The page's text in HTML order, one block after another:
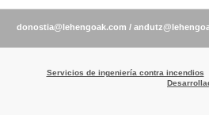
/
Servicios de ingeniería contra incendios